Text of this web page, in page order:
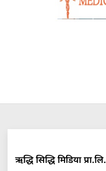
ऋद्धि सिद्धि मिडिया प्रा.लि.